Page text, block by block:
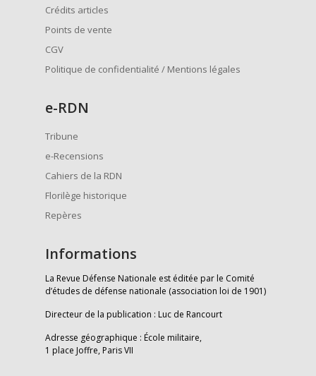
Crédits articles
Points de vente
CGV
Politique de confidentialité / Mentions légales
e-RDN
Tribune
e-Recensions
Cahiers de la RDN
Florilège historique
Repères
Informations
La Revue Défense Nationale est éditée par le Comité
d’études de défense nationale (association loi de 1901)
Directeur de la publication : Luc de Rancourt
Adresse géographique : École militaire,
1 place Joffre, Paris VII